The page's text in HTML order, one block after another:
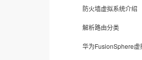
防火墙虚拟系统介绍
解析路由分类
华为FusionSphere虚